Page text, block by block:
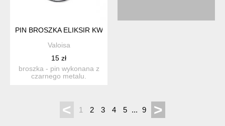
PIN BROSZKA ELIKSIR KWIATOWY ALCHEMIA
Valoisa
15 zł
broszka - pin wykonana z
czarnego metalu.
< 1 2 3 4 5 ... 9 >